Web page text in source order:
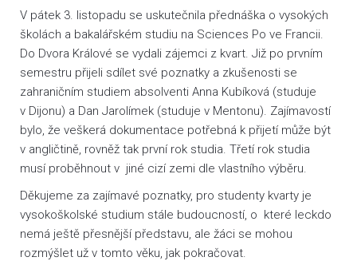
V pátek 3. listopadu se uskutečnila přednáška o vysokých
školách a bakalářském studiu na Sciences Po ve Francii.
Do Dvora Králové se vydali zájemci z kvart. Již po prvním
semestru přijeli sdílet své poznatky a zkušenosti se
zahraničním studiem absolventi Anna Kubíková (studuje
v Dijonu) a Dan Jarolímek (studuje v Mentonu). Zajímavostí
bylo, že veškerá dokumentace potřebná k přijetí může být
v angličtině, rovněž tak první rok studia. Třetí rok studia
musí proběhnout v jiné cizí zemi dle vlastního výběru.
Děkujeme za zajímavé poznatky, pro studenty kvarty je
vysokoškolské studium stále budoucností, o které leckdo
nemá ještě přesnější představu, ale žáci se mohou
rozmýšlet už v tomto věku, jak pokračovat.